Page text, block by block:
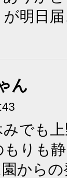
明日
ん
でも
りも
から